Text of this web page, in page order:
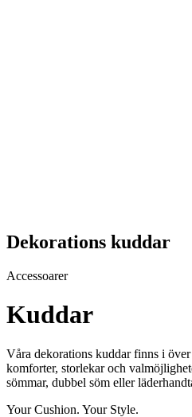
Dekorations kuddar
Accessoarer
Kuddar
Våra dekorations kuddar finns i
komforter, storlekar och
sömmar, dubbel söm eller
Your Cushion. Your Style.